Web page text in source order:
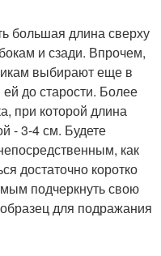
большая длина сверху
и сзади. Впрочем,
выбирают еще в
до старости. Более
при которой длина
- 3-4 см. Будете
как
достаточно коротко
подчеркнуть свою
для подражания